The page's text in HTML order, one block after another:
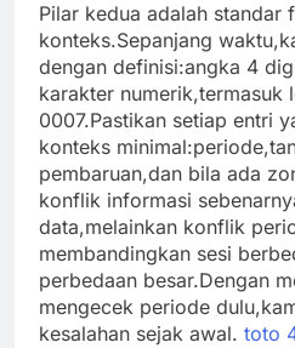
Pilar kedua adalah standar
konteks.Sepanjang
dengan definisi:angka 4
karakter numerik,termasuk
0007.Pastikan setiap entri
konteks
pembaruan,dan bila ada
konflik informasi
data,melainkan konflik
membandingkan sesi
perbedaan besar.Dengan
mengecek periode
kesalahan sejak awal. toto